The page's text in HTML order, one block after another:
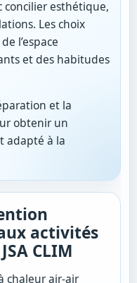
concilier esthétique,
Les choix
l’espace
et des habitudes
et la
obtenir un
adapté à la
activités
CLIM
chaleur air-air